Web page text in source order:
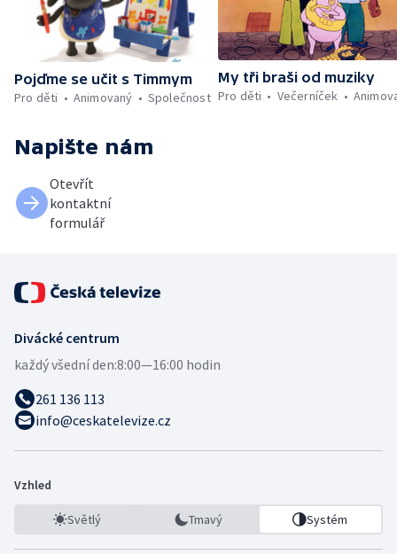
Pojďme se učit s Timmym
Pro děti
Animovaný Společnost
My tři braši od muziky
Pro děti
Večerníček
Napište nám
Otevřít
kontaktní
formulář
Divácké centrum
každý všední den:8:00—16:00 hodin
261 136 113
info@ceskatelevize.cz
Vzhled
Světlý Tmavý Systém